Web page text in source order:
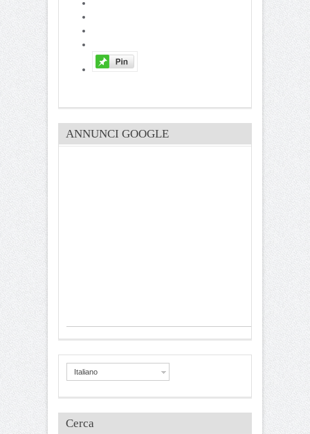
ANNUNCI GOOGLE
Italiano
Cerca